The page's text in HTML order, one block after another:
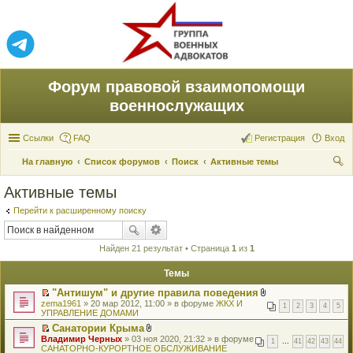
Форум правовой взаимопомощи
военнослужащих
Ссылки FAQ Вход
Регистрация
На главную Список форумов Поиск
Активные темы
Активные темы
Перейти к расширенному поиску
Найден 21 результат • Страница 1 из 1
Темы
П
е
р
е
й
т
"Антишум" и другие правила поведения
В
л
о
е
н
1 2 3 4 5
zema1961 » 20 мар 2012, 11:00 » в форуме ЖКХ И
УПРАВЛЕНИЕ ДОМАМИ
П
е
Санатории Крыма
В
л
1 41 42 43 44
Владимир Черных » 03 ноя 2020, 21:32 » в форуме
САНАТОРНО-КУРОРТНОЕ ОБСЛУЖИВАНИЕ